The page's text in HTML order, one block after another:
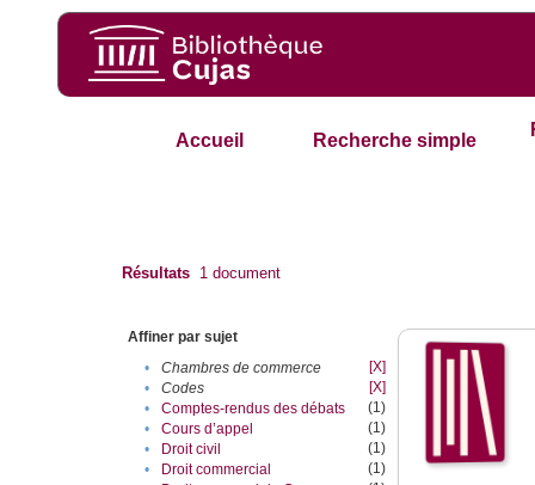
Accueil Recherche simple
Résultats 1 document
Affiner par sujet
•
Chambres de commerce
[X]
•
Codes
[X]
•
Comptes-rendus des débats
(1)
•
Cours d’appel
(1)
•
Droit civil
(1)
•
Droit commercial
(1)